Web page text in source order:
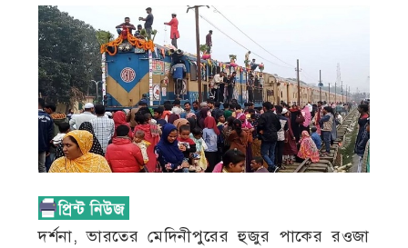
দর্শনা, ভারতের মেদিনীপুরের হুজুর পাকের রওজা